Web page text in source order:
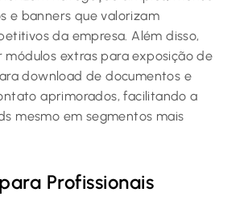
e banners que valorizam
da empresa. Além disso,
extras para exposição de
download de documentos e
aprimorados, facilitando a
mesmo em segmentos mais
Profissionais